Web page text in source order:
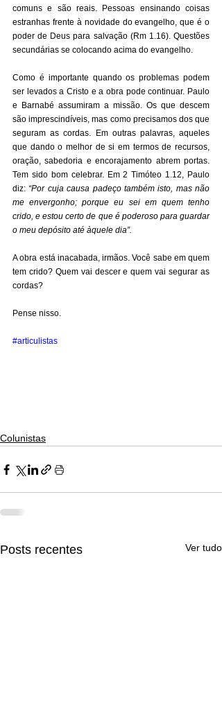
comuns e são reais. Pessoas ensinando coisas
estranhas frente à novidade do evangelho, que é o
poder de Deus para salvação (Rm 1.16). Questões
secundárias se colocando acima do evangelho.
Como é importante quando os problemas podem
ser levados a Cristo e a obra pode continuar. Paulo
e Barnabé assumiram a missão. Os que descem
são imprescindíveis, mas como precisamos dos que
seguram as cordas. Em outras palavras, aqueles
que dando o melhor de si em termos de recursos,
oração, sabedoria e encorajamento abrem portas.
Tem sido bom celebrar. Em 2 Timóteo 1.12, Paulo
diz: “Por cuja causa padeço também isto, mas não
me envergonho; porque eu sei em quem tenho
crido, e estou certo de que é poderoso para guardar
o meu depósito até àquele dia”.
A obra está inacabada, irmãos. Você sabe em quem
tem crido? Quem vai descer e quem vai segurar as
cordas?
Pense nisso.
#articulistas
Colunistas
Posts recentes Ver tudo